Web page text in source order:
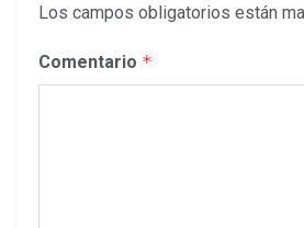
Los campos obligatorios están
Comentario *